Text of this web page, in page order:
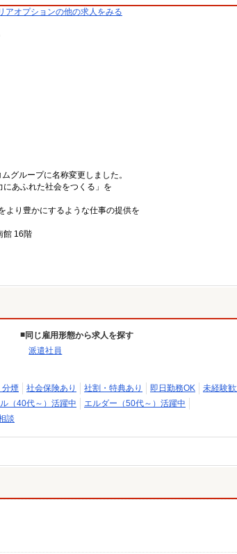
アオプションの他の求人をみる
グループに名称変更しました。
あふれた社会をつくる」を
り豊かにするような仕事の提供を
館 16階
同じ雇用形態から求人を探す
派遣社員
分煙 社会保険あり 社割・特典あり 即日勤務OK
未経験
ル（40代～）活躍中
エルダー（50代～）活躍中
談